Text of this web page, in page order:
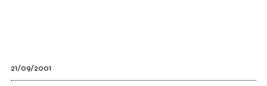
21/09/2001